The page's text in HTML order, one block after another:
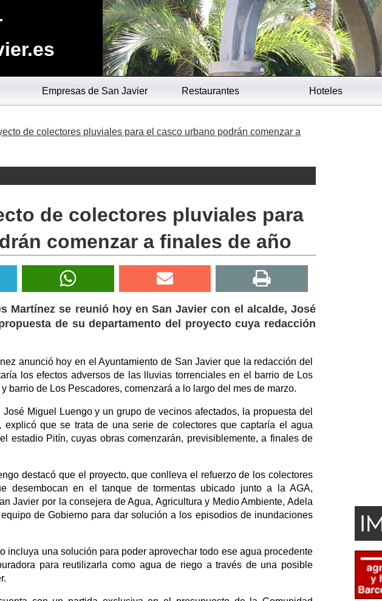
Empresas de San Javier Restaurantes Hoteles
de colectores pluviales para el casco urbano podrán comenzar a
de colectores pluviales para
comenzar a finales de año
Martínez se reunió hoy en San Javier con el alcalde, José
de su departamento del proyecto cuya redacción
anunció hoy en el Ayuntamiento de San Javier que la redacción del
los efectos adversos de las lluvias torrenciales en el barrio de Los
barrio de Los Pescadores, comenzará a lo largo del mes de marzo.
Miguel Luengo y un grupo de vecinos afectados, la propuesta del
explicó que se trata de una serie de colectores que captaría el agua
estadio Pitín, cuyas obras comenzarán, previsiblemente, a finales de
destacó que el proyecto, que conlleva el refuerzo de los colectores
desembocan en el tanque de tormentas ubicado junto a la AGA,
Javier por la consejera de Agua, Agricultura y Medio Ambiente, Adela
de Gobierno para dar solución a los episodios de inundaciones
incluya una solución para poder aprovechar todo ese agua procedente
para reutilizarla como agua de riego a través de una posible